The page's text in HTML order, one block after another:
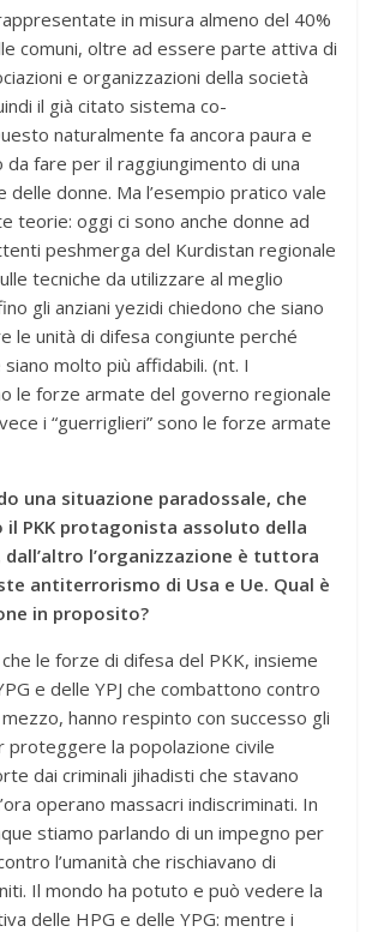
in misura almeno del 40%
comuni, oltre ad essere parte attiva di
e organizzazioni della società
il già citato sistema co-
naturalmente fa ancora paura e
da fare per il raggiungimento di una
delle donne. Ma l’esempio pratico vale
teorie: oggi ci sono anche donne ad
peshmerga del Kurdistan regionale
tecniche da utilizzare al meglio
gli anziani yezidi chiedono che siano
le unità di difesa congiunte perché
molto più affidabili. (nt. I
le forze armate del governo regionale
i “guerriglieri” sono le forze armate
una situazione paradossale, che
il PKK protagonista assoluto della
l’organizzazione è tuttora
antiterrorismo di Usa e Ue. Qual è
in proposito?
che le forze di difesa del PKK, insieme
e delle YPJ che combattono contro
hanno respinto con successo gli
proteggere la popolazione civile
dai criminali jihadisti che stavano
operano massacri indiscriminati. In
stiamo parlando di un impegno per
l’umanità che rischiavano di
Il mondo ha potuto e può vedere la
delle HPG e delle YPG: mentre i